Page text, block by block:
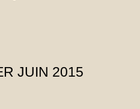
JUIN 2015